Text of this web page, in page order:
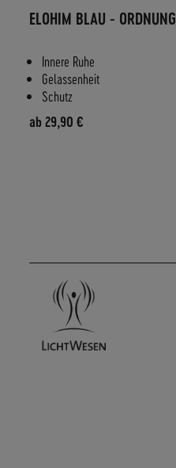
ELOHIM BLAU - ORDNUNG
Innere Ruhe
Gelassenheit
Schutz
ab 29,90 €